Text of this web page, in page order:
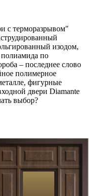
с терморазрывом"
изодом,
полиамида по
– последнее слово
полимерное
фигурные
двери Diamante
выбор?